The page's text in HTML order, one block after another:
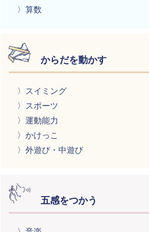
〉算数
からだを動かす
〉スイミング
〉スポーツ
〉運動能力
〉かけっこ
〉外遊び・中遊び
五感をつかう